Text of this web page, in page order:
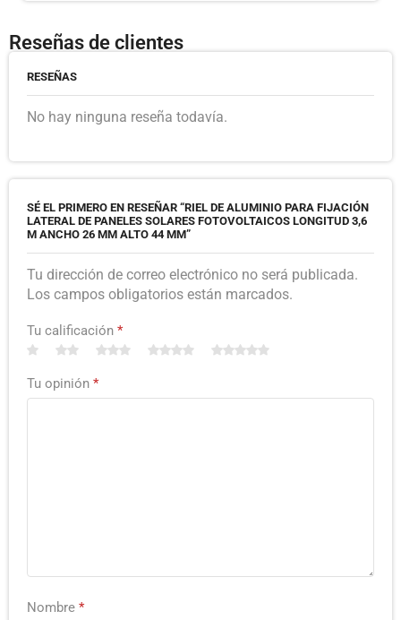
Reseñas de clientes
RESEÑAS
No hay ninguna reseña todavía.
SÉ EL PRIMERO EN RESEÑAR “RIEL DE ALUMINIO PARA FIJACIÓN
LATERAL DE PANELES SOLARES FOTOVOLTAICOS LONGITUD 3,6
M ANCHO 26 MM ALTO 44 MM”
Tu dirección de correo electrónico no será publicada.
Los campos obligatorios están marcados.
Tu calificación *
Tu opinión *
Nombre *